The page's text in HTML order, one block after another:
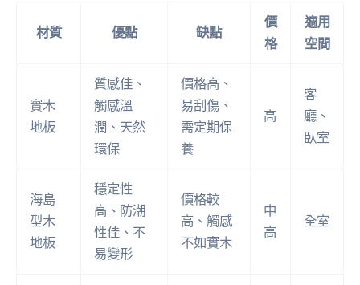
材質 優點 缺點
價
格
適用
空間
實木
地板
質感佳、
觸感溫
潤、天然
環保
價格高、
易刮傷、
需定期保
養
高
客
廳、
臥室
海島
型木
地板
穩定性
高、防潮
性佳、不
易變形
價格較
高、觸感
不如實木
中
高
全室